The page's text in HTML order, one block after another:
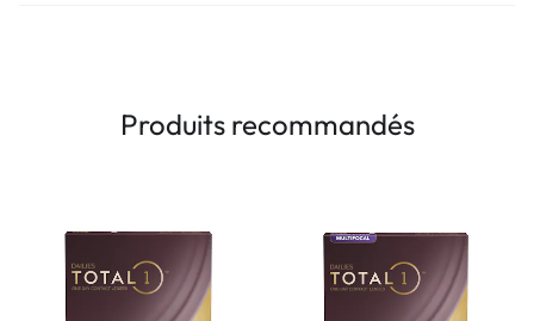
Produits recommandés